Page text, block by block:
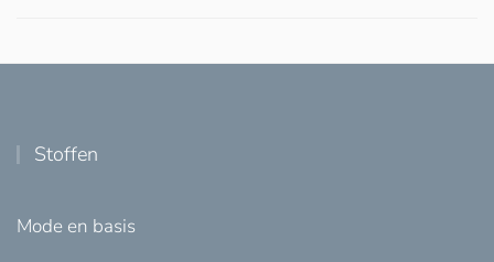
Stoffen
Mode en basis